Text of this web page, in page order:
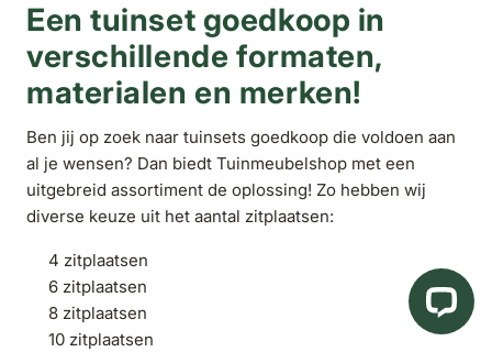
Een tuinset goedkoop in
verschillende formaten,
materialen en merken!
Ben jij op zoek naar tuinsets goedkoop die voldoen aan
al je wensen? Dan biedt Tuinmeubelshop met een
uitgebreid assortiment de oplossing! Zo hebben wij
diverse keuze uit het aantal zitplaatsen:
4 zitplaatsen
6 zitplaatsen
8 zitplaatsen
10 zitplaatsen